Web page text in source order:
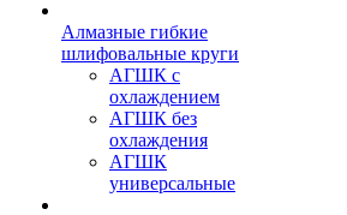
Алмазные гибкие
шлифовальные круги
АГШК с
охлаждением
АГШК без
охлаждения
АГШК
универсальные